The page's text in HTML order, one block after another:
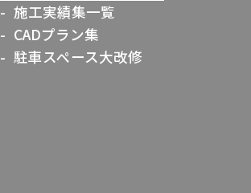
施工実績集一覧
CADプラン集
駐車スペース大改修